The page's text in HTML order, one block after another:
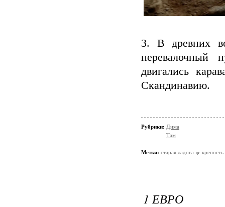
3. В древних
двигались
Скандинавию.
Рубрики: Дима
Там
Метки: старая ладога крепость
1 ЕВРО